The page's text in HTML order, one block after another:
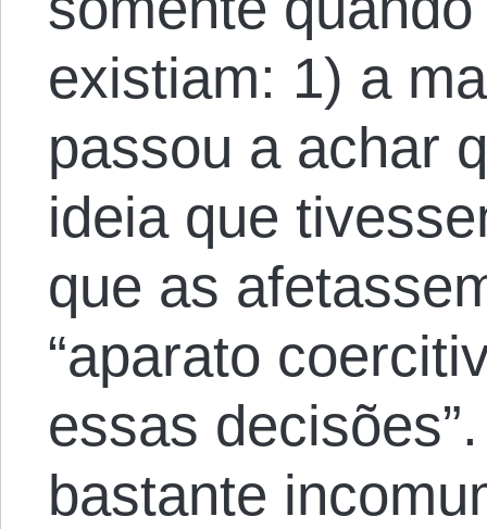
existiam: 1) a
passou a achar
ideia que
que as
“aparato
essas
bastante